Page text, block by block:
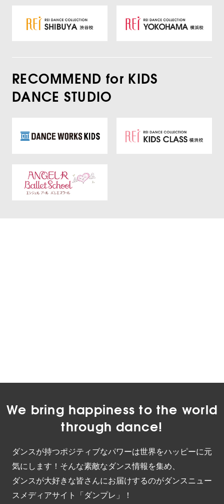
RECOMMEND for KIDS
DANCE STUDIO
We bring happiness to the world
through dance!
ダンスが持つポジティブなパワーは世界をハッピーに元
気にします！そんな素敵なダンス情報を集め、
ダンスが大好きな皆さんにお届けするのがダンスニュー
スメディアサイト「ダンプレ」！